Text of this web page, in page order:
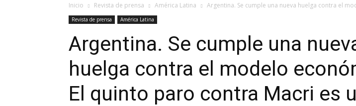
Inicio Revista de prensa América Latina Argentina. Se cumple una nueva huelga contra el
Revista de prensa América Latina
Argentina. Se cumple una
huelga contra el modelo
El quinto paro contra Macri es